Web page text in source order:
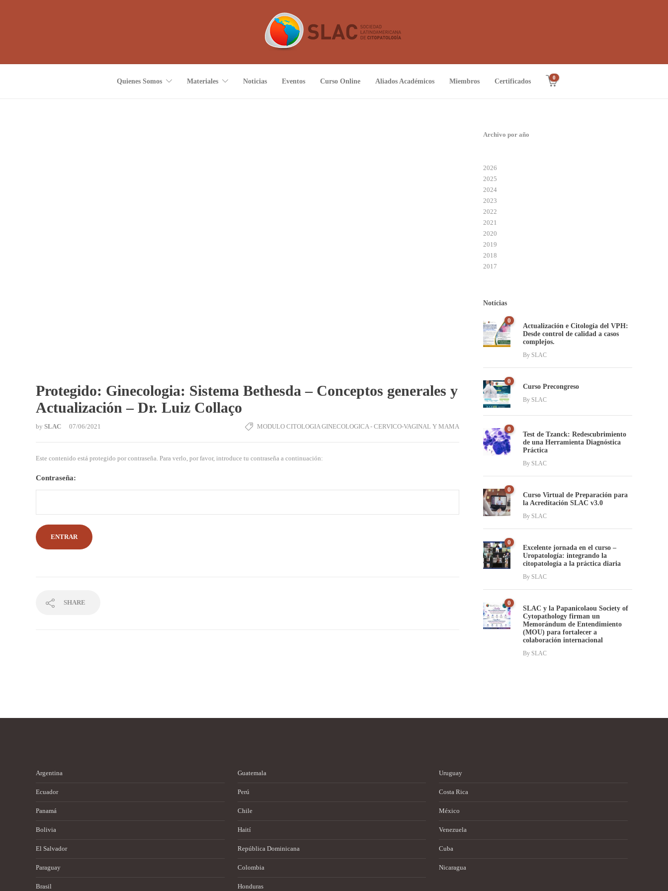
Quienes Somos Materiales Noticias Eventos Curso Online Aliados Académicos Miembros Certificados 0
Protegido: Ginecologia: Sistema Bethesda – Conceptos generales y
Actualización – Dr. Luiz Collaço
by SLAC 07/06/2021 MODULO CITOLOGIA GINECOLOGICA - CERVICO-VAGINAL Y MAMA
Este contenido está protegido por contraseña. Para verlo, por favor, introduce tu contraseña a continuación:
Contraseña:
SHARE
Archivo por año
2026
2025
2024
2023
2022
2021
2020
2019
2018
2017
Notícias
0
Actualización e Citología del VPH:
Desde control de calidad a casos
complejos.
By SLAC
0
Curso Precongreso
By SLAC
0
Test de Tzanck: Redescubrimiento
de una Herramienta Diagnóstica
Práctica
By SLAC
0
Curso Virtual de Preparación para
la Acreditación SLAC v3.0
By SLAC
0
Excelente jornada en el curso –
Uropatología: integrando la
citopatología a la práctica diaria
By SLAC
0
SLAC y la Papanicolaou Society of
Cytopathology firman un
Memorándum de Entendimiento
(MOU) para fortalecer a
colaboración internacional
By SLAC
Argentina
Ecuador
Panamá
Bolivia
El Salvador
Paraguay
Brasil
Guatemala
Perú
Chile
Haití
República Dominicana
Colombia
Honduras
Uruguay
Costa Rica
México
Venezuela
Cuba
Nicaragua